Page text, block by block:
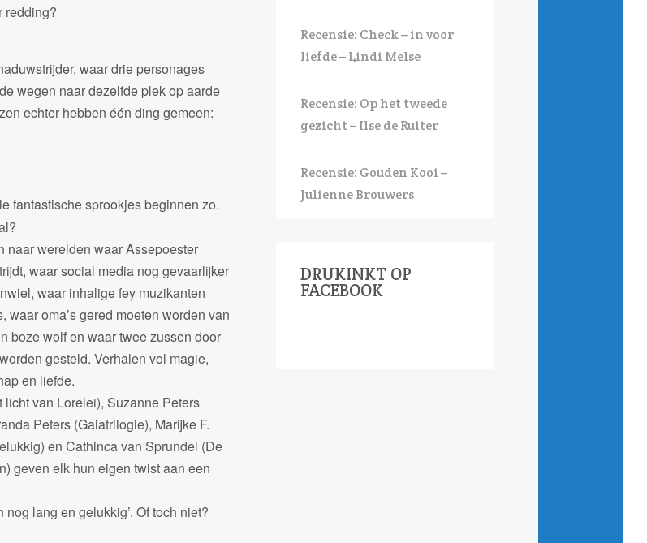
redding?
waar drie personages
wegen naar dezelfde plek op aarde
echter hebben één ding gemeen:
fantastische sprookjes beginnen zo.
naar werelden waar Assepoester
waar social media nog gevaarlijker
waar inhalige fey muzikanten
waar oma’s gered moeten worden van
boze wolf en waar twee zussen door
gesteld. Verhalen vol magie,
en liefde.
licht van Lorelei), Suzanne Peters
Peters (Gaiatrilogie), Marijke F.
en Cathinca van Sprundel (De
geven elk hun eigen twist aan een
lang en gelukkig’. Of toch niet?
Recensie: Check – in voor
liefde – Lindi Melse
Recensie: Op het tweede
gezicht – Ilse de Ruiter
Recensie: Gouden Kooi –
Julienne Brouwers
DRUKINKT OP
FACEBOOK